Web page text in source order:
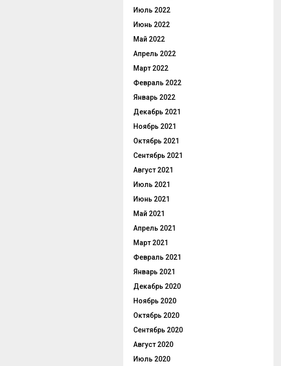
Июль 2022
Июнь 2022
Май 2022
Апрель 2022
Март 2022
Февраль 2022
Январь 2022
Декабрь 2021
Ноябрь 2021
Октябрь 2021
Сентябрь 2021
Август 2021
Июль 2021
Июнь 2021
Май 2021
Апрель 2021
Март 2021
Февраль 2021
Январь 2021
Декабрь 2020
Ноябрь 2020
Октябрь 2020
Сентябрь 2020
Август 2020
Июль 2020